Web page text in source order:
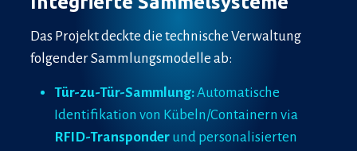
Das Projekt deckte die technische Verwaltung
folgender Sammlungsmodelle ab:
Tür-zu-Tür-Sammlung:Automatische
Identifikation von Kübeln/Containern via
RFID-Transponder und personalisierten